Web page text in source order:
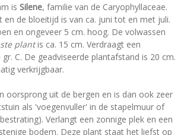
is Silene, familie van de Caryophyllaceae.
en de bloeitijd is van ca. juni tot en met juli.
en ongeveer 5 cm. hoog. De volwassen
plantis ca. 15 cm. Verdraagt een
C. De geadviseerde plantafstand is 20 cm.
verkrijgbaar.
oorsprong uit de bergen en is dan ook zeer
als 'voegenvuller' in de stapelmuur of
Verlangt een zonnige plek en een
bodem. Deze plant staat het liefst op